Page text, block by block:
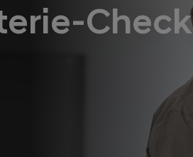
Check